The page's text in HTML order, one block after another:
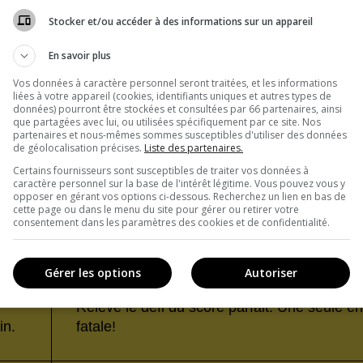
Relève le défi du score parfait. Une seule
fatale!
Stocker et/ou accéder à des informations sur un appareil
En savoir plus
Vos données à caractère personnel seront traitées, et les informations
liées à votre appareil (cookies, identifiants uniques et autres types de
données) pourront être stockées et consultées par 66 partenaires, ainsi
que partagées avec lui, ou utilisées spécifiquement par ce site. Nos
partenaires et nous-mêmes sommes susceptibles d'utiliser des données
de géolocalisation précises. Liste des partenaires.
Certains fournisseurs sont susceptibles de traiter vos données à
caractère personnel sur la base de l'intérêt légitime. Vous pouvez vous y
opposer en gérant vos options ci-dessous. Recherchez un lien en bas de
cette page ou dans le menu du site pour gérer ou retirer votre
consentement dans les paramètres des cookies et de confidentialité.
Autoriser
Gérer les options